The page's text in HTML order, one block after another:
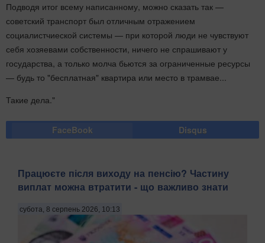
Подводя итог всему написанному, можно сказать так —
советский транспорт был отличным отражением
социалистчиеской системы — при которой люди не чувствуют
себя хозяевами собственности, ничего не спрашивают у
государства, а только молча бьются за ограниченные ресурсы
— будь то "бесплатная" квартира или место в трамвае...
Такие дела."
FaceBook Disqus
Працюєте після виходу на пенсію? Частину
виплат можна втратити - що важливо знати
субота, 8 серпень 2026, 10:13